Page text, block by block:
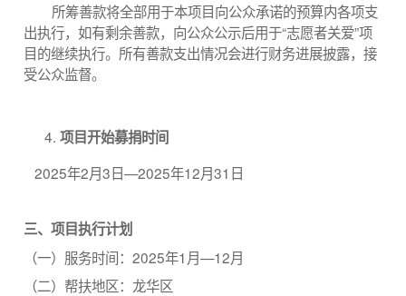
所筹善款将全部用于本项目向公众承诺的预算内各项支
出执行，如有剩余善款，向公众公示后用于“志愿者关爱”项
目的继续执行。所有善款支出情况会进行财务进展披露，接
受公众监督。
项目开始募捐时间
2025年2月3日—2025年12月31日
三、项目执行计划
（一）服务时间：2025年1月—12月
（二）帮扶地区：龙华区